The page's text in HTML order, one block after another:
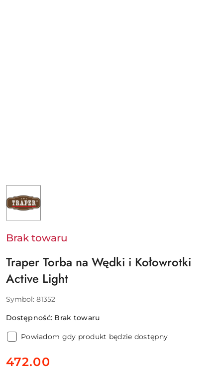
NAZWA
PRODUCENTA:
TRAPER
Brak towaru
Traper Torba na Wędki i Kołowrotki
Active Light
Symbol: 81352
Dostępność: Brak towaru
Powiadom gdy produkt będzie dostępny
cena:
472.00